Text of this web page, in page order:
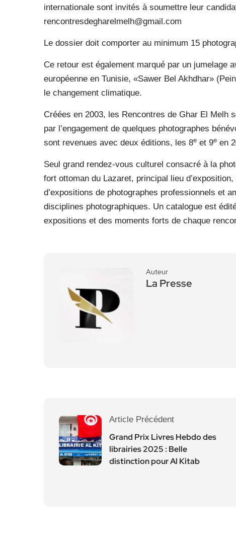
internationale sont invités à soumettre leur
rencontresdegharelmelh@gmail.com
Le dossier doit comporter au minimum 15
Ce retour est également marqué par un jumelage
européenne en Tunisie, «Sawer Bel Akhdhar»
le changement climatique.
Créées en 2003, les Rencontres de Ghar El Melh
par l’engagement de quelques photographes
sont revenues avec deux éditions, les 8e et 9e en
Seul grand rendez-vous culturel consacré à la
fort ottoman du Lazaret, principal lieu
d’expositions de photographes professionnels et
disciplines photographiques. Un catalogue est
expositions et des moments forts de chaque
Auteur
La Presse
Article Précédent
Grand Prix Livres Hebdo des
librairies 2025 : Belle
distinction pour Al Kitab